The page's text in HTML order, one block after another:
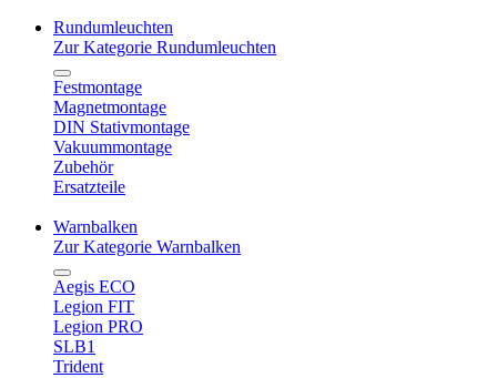
Rundumleuchten
Zur Kategorie Rundumleuchten
Festmontage
Magnetmontage
DIN Stativmontage
Vakuummontage
Zubehör
Ersatzteile
Warnbalken
Zur Kategorie Warnbalken
Aegis ECO
Legion FIT
Legion PRO
SLB1
Trident